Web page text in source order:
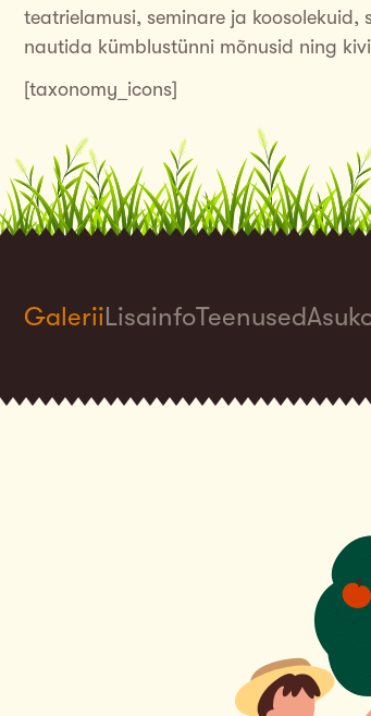
teatrielamusi, seminare ja
nautida kümblustünni mõnusid ning
[taxonomy_icons]
GaleriiLisainfoTeenused